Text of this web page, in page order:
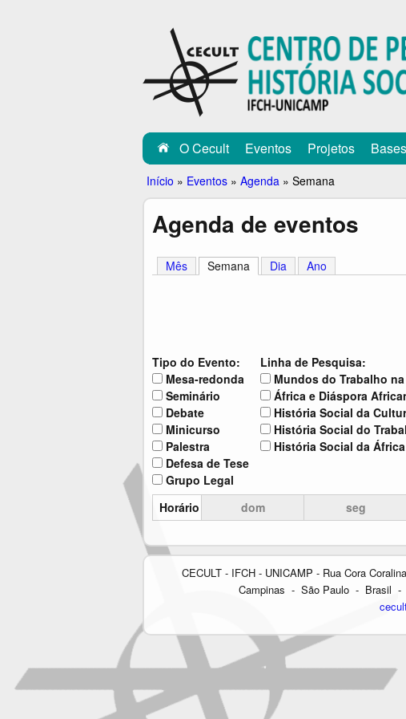
C
L
T
O Cecult Eventos Projetos
Você
está
aqui
Início » Eventos » Agenda » Semana
Agenda de eventos
Mês Semana (aba ativa)
Dia Ano
Tipo do Evento:
Mesa-redonda
Seminário
Debate
Minicurso
Palestra
Defesa de Tese
Grupo Legal
Linha de Pesquisa:
Mundos do Trabalho
África e Diáspora
História Social da
História Social do
História Social da África
Horário dom seg
CECULT - IFCH - UNICAMP - Rua Cora
Campinas - São Paulo - Brasil -